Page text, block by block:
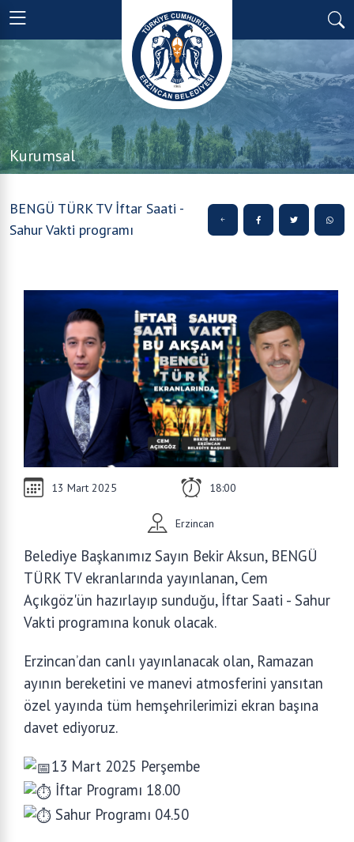
Kurumsal
BENGÜ TÜRK TV İftar Saati -
Sahur Vakti programı
13 Mart 2025 18:00
Erzincan
Belediye Başkanımız Sayın Bekir Aksun, BENGÜ
TÜRK TV ekranlarında yayınlanan, Cem
Açıkgöz'ün hazırlayıp sunduğu, İftar Saati - Sahur
Vakti programına konuk olacak.
Erzincan’dan canlı yayınlanacak olan, Ramazan
ayının bereketini ve manevi atmosferini yansıtan
özel yayında tüm hemşehrilerimizi ekran başına
davet ediyoruz.
13 Mart 2025 Perşembe
İftar Programı 18.00
Sahur Programı 04.50